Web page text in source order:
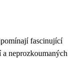
fascinující
a neprozkoumaných